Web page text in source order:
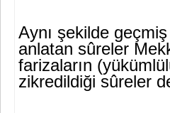
Aynı şekilde
anlatan sûreler
farizaların
zikredildiği sûreler